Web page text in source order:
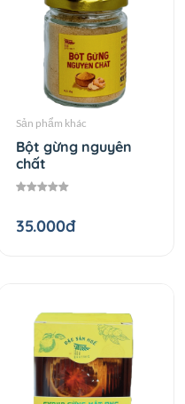
Sản phẩm khác
Bột gừng nguyên
chất
35.000đ